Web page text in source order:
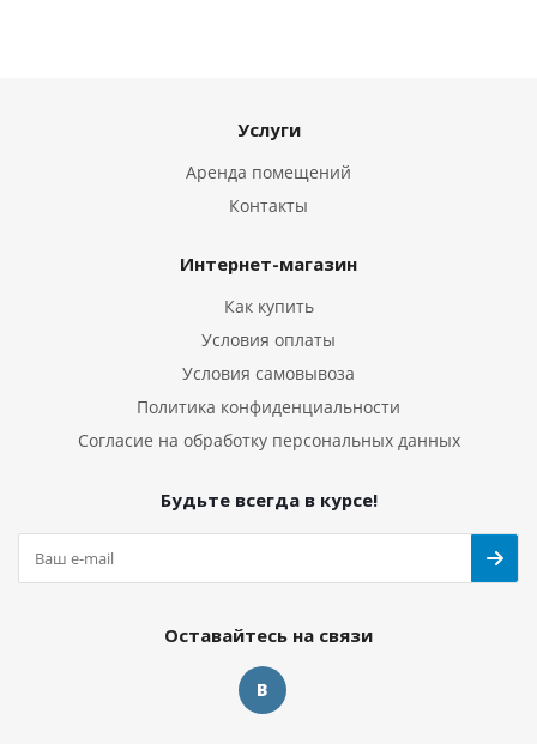
Услуги
Аренда помещений
Контакты
Интернет-магазин
Как купить
Условия оплаты
Условия самовывоза
Политика конфиденциальности
Согласие на обработку персональных данных
Будьте всегда в курсе!
Оставайтесь на связи